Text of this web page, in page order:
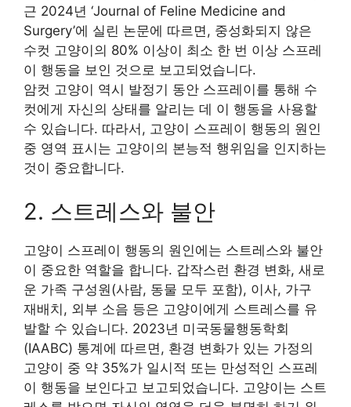
근 2024년 ‘Journal of Feline Medicine and
Surgery’에 실린 논문에 따르면, 중성화되지 않은
수컷 고양이의 80% 이상이 최소 한 번 이상 스프레
이 행동을 보인 것으로 보고되었습니다.
암컷 고양이 역시 발정기 동안 스프레이를 통해 수
컷에게 자신의 상태를 알리는 데 이 행동을 사용할
수 있습니다. 따라서, 고양이 스프레이 행동의 원인
중 영역 표시는 고양이의 본능적 행위임을 인지하는
것이 중요합니다.
2. 스트레스와 불안
고양이 스프레이 행동의 원인에는 스트레스와 불안
이 중요한 역할을 합니다. 갑작스런 환경 변화, 새로
운 가족 구성원(사람, 동물 모두 포함), 이사, 가구
재배치, 외부 소음 등은 고양이에게 스트레스를 유
발할 수 있습니다. 2023년 미국동물행동학회
(IAABC) 통계에 따르면, 환경 변화가 있는 가정의
고양이 중 약 35%가 일시적 또는 만성적인 스프레
이 행동을 보인다고 보고되었습니다. 고양이는 스트